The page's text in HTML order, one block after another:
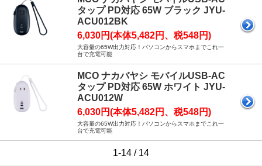
タップ PD対応 65W ブラック JYU-
ACU012BK
6,030円(本体5,482円、税548円)
大容量の65W出力対応！パソコンからスマホまでこれ一
台で充電可能
MCO ナカバヤシ モバイルUSB-AC
タップ PD対応 65W ホワイト JYU-
ACU012W
6,030円(本体5,482円、税548円)
大容量の65W出力対応！パソコンからスマホまでこれ一
台で充電可能
1-14 / 14